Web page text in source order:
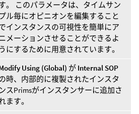
。 このパラメータは、タイムサン
プル毎にオピニオンを編集すること
インスタンスの可視性を簡単にア
メーションさせることができるよ
うにするために用意されています。
Using (Global) が Internal SOP
時、内部的に複製されたインスタ
ンスPrimsがインスタンサーに追加さ
ます。